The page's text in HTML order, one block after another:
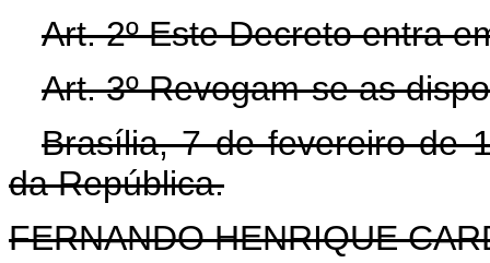
Art. 2º Este Decreto entra
Art. 3º Revogam-se as
Brasília, 7 de fevereiro de
da República.
FERNANDO HENRIQUE